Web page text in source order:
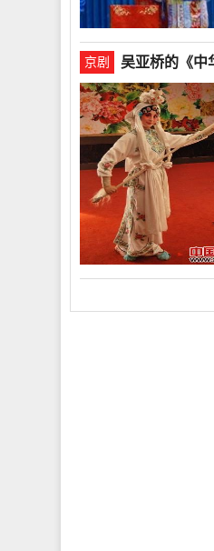
京剧 吴亚桥的《中